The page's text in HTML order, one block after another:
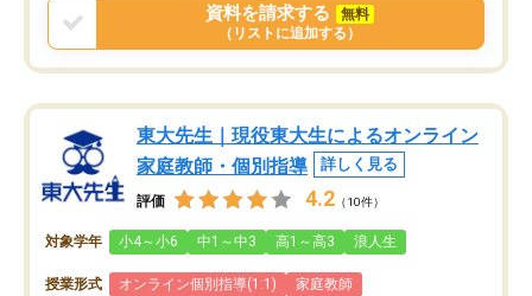
資料を請求する
無料
（リストに追加する）
東大先生｜現役東大生によるオンライン
家庭教師・個別指導
詳しく見る
評価 4.2 （10件）
対象学年 小4～小6 中1～中3 高1～高3 浪人生
授業形式 オンライン個別指導(1:1) 家庭教師